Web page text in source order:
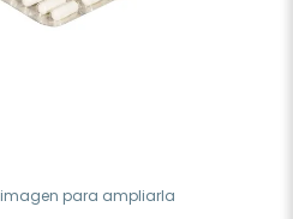
imagen para ampliarla